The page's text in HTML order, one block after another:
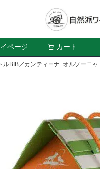
ページ カート
BIB／カンティーナ･オルソーニャ